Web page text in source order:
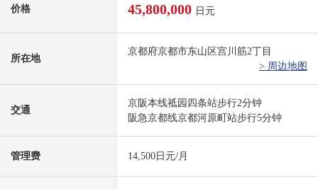
价格 45,800,000 日元
所在地
京都府京都市东山区宫川筋2丁目
> 周边地图
交通
京阪本线祗园四条站步行2分钟
阪急京都线京都河原町站步行5分钟
管理费 14,500日元/月